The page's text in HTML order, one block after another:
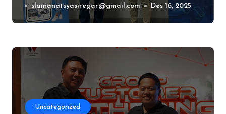
Mobil dan Motor
slainanatsyasiregar@gmail.com Des 16, 2025
Uncategorized